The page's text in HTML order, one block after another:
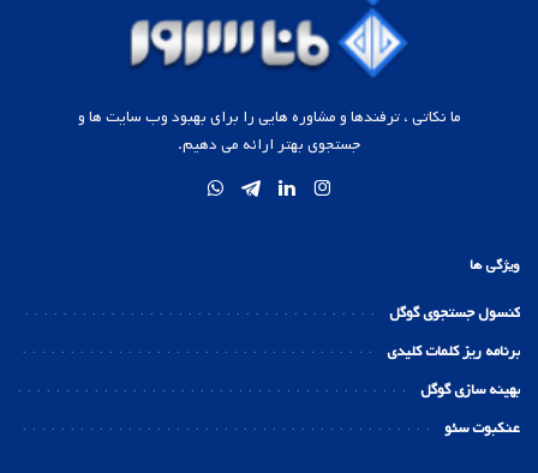
ما نکاتی ، ترفندها و مشاوره هایی را برای بهبود وب سایت ها و
جستجوی بهتر ارائه می دهیم.
ویژگی ها
کنسول جستجوی گوگل
برنامه ریز کلمات کلیدی
بهینه سازی گوگل
عنکبوت سئو